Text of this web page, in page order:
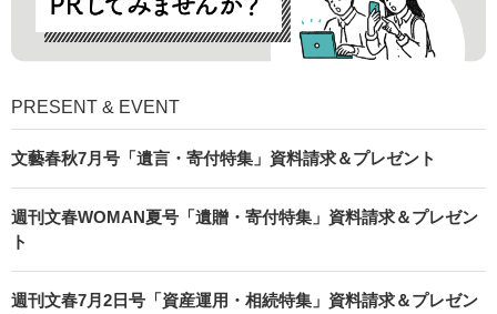
PRESENT & EVENT
文藝春秋7月号「遺言・寄付特集」資料請求＆プレゼント
週刊文春WOMAN夏号「遺贈・寄付特集」資料請求＆プレゼン
ト
週刊文春7月2日号「資産運用・相続特集」資料請求＆プレゼン